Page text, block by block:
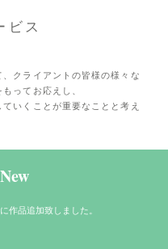
ビス
クライアントの皆様の様々な
ってお応えし、
いくことが重要なことと考え
作品追加致しました。